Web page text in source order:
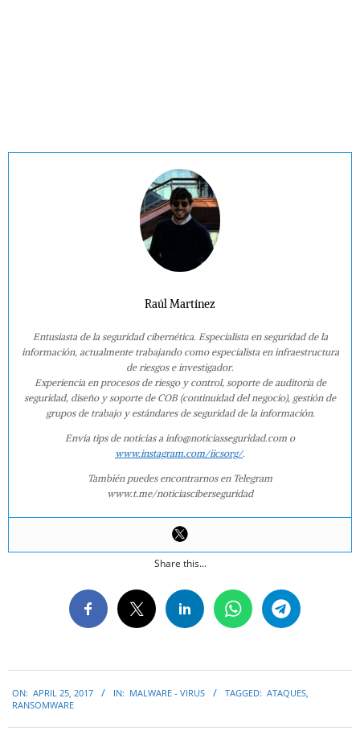
Raúl Martínez
Entusiasta de la seguridad cibernética. Especialista en seguridad de la
información, actualmente trabajando como especialista en infraestructura
de riesgos e investigador.
Experiencia en procesos de riesgo y control, soporte de auditoría de
seguridad, diseño y soporte de COB (continuidad del negocio), gestión de
grupos de trabajo y estándares de seguridad de la información.
Envía tips de noticias a info@noticiasseguridad.com o
www.instagram.com/iicsorg/.
También puedes encontrarnos en Telegram
www.t.me/noticiasciberseguridad
Share this...
04-
ON: APRIL 25, 2017 IN: MALWARE - VIRUS TAGGED: ATAQUES,
RANSOMWARE